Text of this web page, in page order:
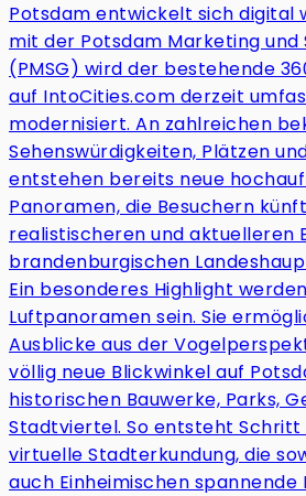
Potsdam entwickelt sich digital
mit der Potsdam Marketing und
(PMSG) wird der bestehende
auf IntoCities.com derzeit
modernisiert. An zahlreichen
Sehenswürdigkeiten, Plätzen
entstehen bereits neue
Panoramen, die Besuchern
realistischeren und aktuelleren
brandenburgischen
Ein besonderes Highlight
Luftpanoramen sein. Sie
Ausblicke aus der
völlig neue Blickwinkel auf
historischen Bauwerke, Parks,
Stadtviertel. So entsteht
virtuelle Stadterkundung, die
auch Einheimischen